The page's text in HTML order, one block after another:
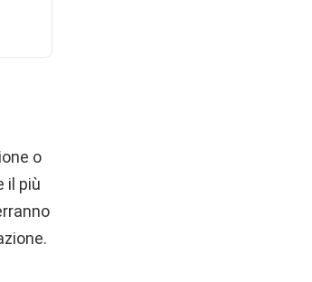
o
il più